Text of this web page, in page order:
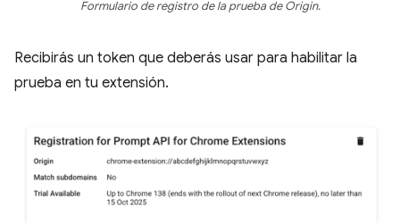
Formulario de registro de la prueba de Origin.
Recibirás un token que deberás usar para habilitar la
prueba en tu extensión.